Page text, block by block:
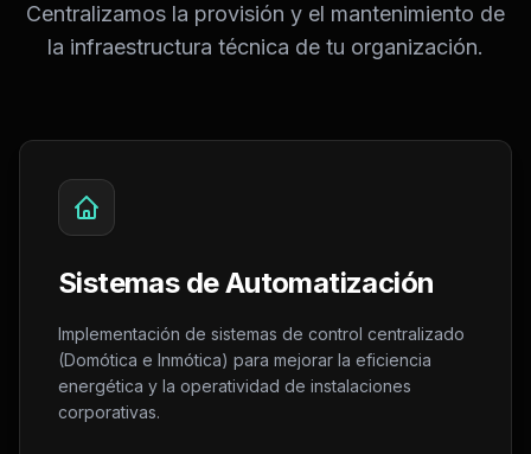
Centralizamos la provisión y el mantenimiento de
la infraestructura técnica de tu organización.
Sistemas de Automatización
Implementación de sistemas de control centralizado
(Domótica e Inmótica) para mejorar la eficiencia
energética y la operatividad de instalaciones
corporativas.